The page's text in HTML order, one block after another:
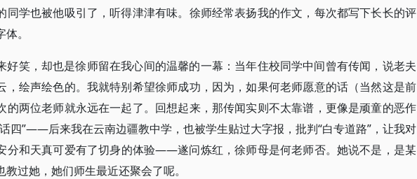
同学也被他吸引了，听得津津有味。徐师经常表扬我的作文，每次都写下长长的评
。
好笑，却也是徐师留在我心间的温馨的一幕：当年住校同学中间曾有传闻，说老夫
，绘声绘色的。我就特别希望徐师成功，因为，如果何老师愿意的话（当然这是前
的两位老师就永远在一起了。回想起来，那传闻实则不太靠谱，更像是顽童的恶作
四”——后来我在云南边疆教中学，也被学生贴过大字报，批判“白专道路”，让我对
分和天真可爱有了切身的体验——遂问炼红，徐师母是何老师否。她说不是，是某
过她，她们师生最近还聚会了呢。